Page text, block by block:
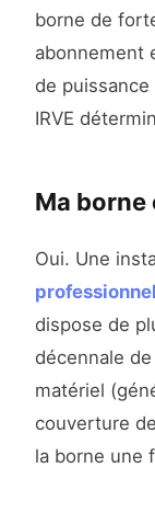
borne de
abonnement
de
IRVE
Ma borne
Oui. Une
dispose de
décennale
matériel
couverture
la borne une